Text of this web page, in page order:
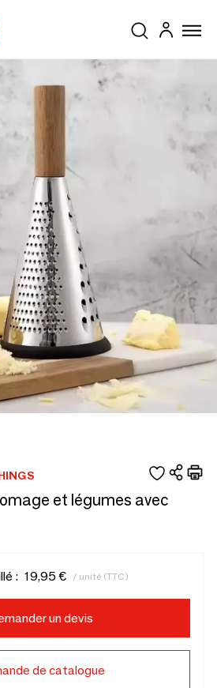
et légumes avec
: 19,95 € / unité (TTC)
un devis
de catalogue